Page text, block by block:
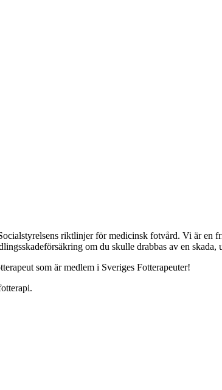
riktlinjer för medicinsk fotvård. Vi är en
om du skulle drabbas av en
som är medlem i Sveriges Fotterapeuter!